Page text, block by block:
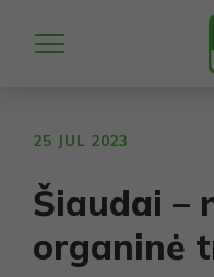
25 JUL 2023
Šiaudai –
organinė